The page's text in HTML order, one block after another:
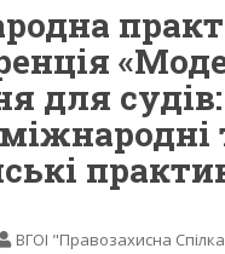
для судів:
ВГОІ "Правозахисна Спілка